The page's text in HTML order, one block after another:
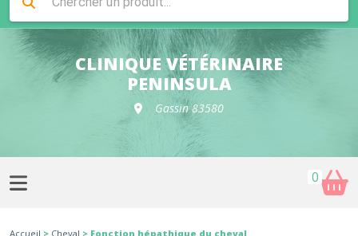
Livraison gratuite en clinique vétérinaire
Retour gratuit en clinique
Sélection de croquettes vétérinaire
CLINIQUE VÉTÉRINAIRE
PENINSULA
Gassin 83580
0
Accueil > Cheval > Fonction hépathique du cheval